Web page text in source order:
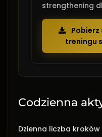
strengthening
Pobierz
treningu
Codzienna
Dzienna liczba kroków